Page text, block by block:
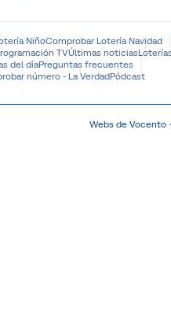
NiñoComprobar Lotería Navidad
TVÚltimas noticias
del díaPreguntas frecuentes
número - La VerdadPódcast
Webs de Vocento